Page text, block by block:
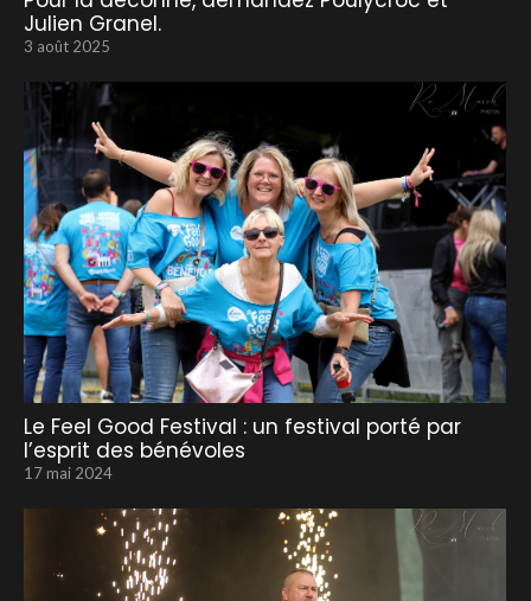
Julien Granel.
3 août 2025
Le Feel Good Festival : un festival porté par
l’esprit des bénévoles
17 mai 2024